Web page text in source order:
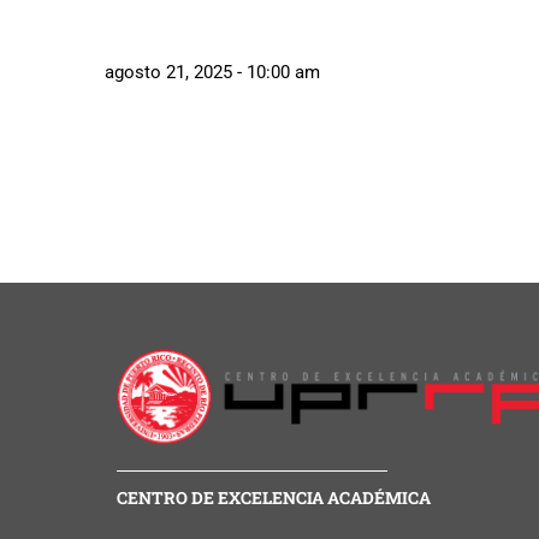
agosto 21, 2025 - 10:00 am
CENTRO DE EXCELENCIA ACADÉMICA